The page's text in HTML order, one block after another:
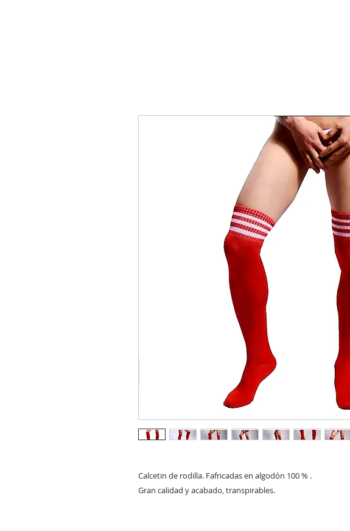
Calcetin de rodilla. Fafricadas en algodón 100 % .
Gran calidad y acabado, transpirables.